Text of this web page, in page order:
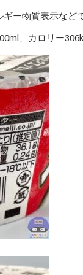
ー物質表示など
、カロリー